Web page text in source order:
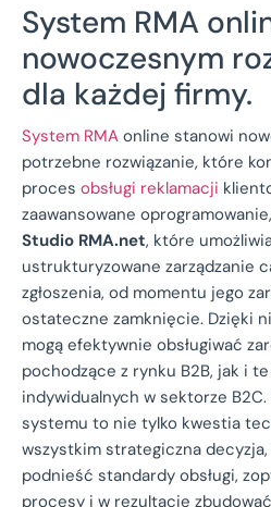
System RMA
nowoczesnym
dla każdej firmy.
System RMA online stanowi
potrzebne rozwiązanie, które
proces obsługi reklamacji
zaawansowane
Studio RMA.net, które
ustrukturyzowane zarządzanie
zgłoszenia, od momentu jego
ostateczne zamknięcie. Dzięki
mogą efektywnie obsługiwać
pochodzące z rynku B2B, jak i
indywidualnych w sektorze
systemu to nie tylko kwestia
wszystkim strategiczna
podnieść standardy obsługi,
procesy i w rezultacie